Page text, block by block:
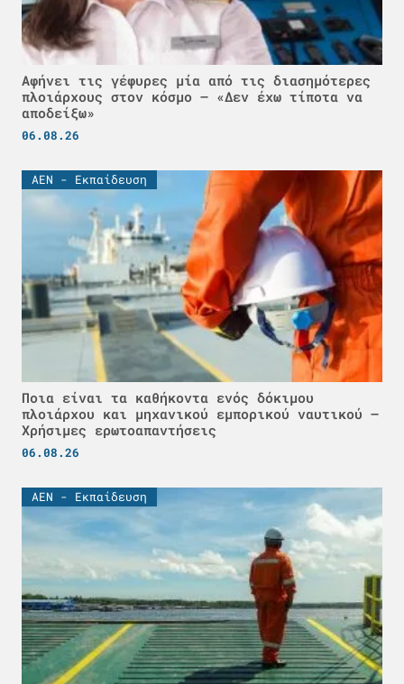
Αφήνει τις γέφυρες μία από τις διασημότερες
πλοιάρχους στον κόσμο – «Δεν έχω τίποτα να
αποδείξω»
06.08.26
ΑΕΝ - Εκπαίδευση
Ποια είναι τα καθήκοντα ενός δόκιμου
πλοιάρχου και μηχανικού εμπορικού ναυτικού –
Χρήσιμες ερωτοαπαντήσεις
06.08.26
ΑΕΝ - Εκπαίδευση